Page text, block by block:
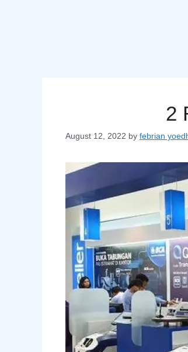
2
August 12, 2022 by febrian